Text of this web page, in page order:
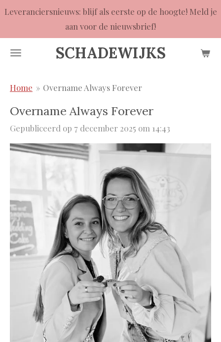
Ga
naar
de
SCHADEWIJKS
Leveranciersnieuws: blijf als eerste op de hoogte! Meld je
aan voor de nieuwsbrief!
Home » Overname Always Forever
Overname Always Forever
Gepubliceerd op 7 december 2025 om 14:43